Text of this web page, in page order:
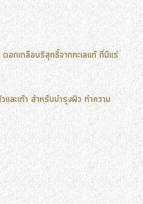
กเกลือบริสุทธิ์จากทะเลแท้ ที่มีแร่
ละเท้า สำหรับบำรุงผิว ทำความ